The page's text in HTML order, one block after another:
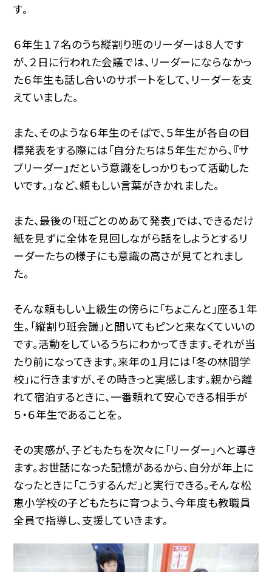
す。
６年生１７名のうち縦割り班のリーダーは８人です
が、２日に行われた会議では、リーダーにならなかっ
た６年生も話し合いのサポートをして、リーダーを支
えていました。
また、そのような６年生のそばで、５年生が各自の目
標発表をする際には「自分たちは５年生だから、『サ
ブリーダー』だという意識をしっかりもって活動した
いです。」など、頼もしい言葉がきかれました。
また、最後の「班ごとのめあて発表」では、できるだけ
紙を見ずに全体を見回しながら話をしようとするリ
ーダーたちの様子にも意識の高さが見てとれまし
た。
そんな頼もしい上級生の傍らに「ちょこんと」座る１年
生。「縦割り班会議」と聞いてもピンと来なくていいの
です。活動をしているうちにわかってきます。それが当
たり前になってきます。来年の１月には「冬の林間学
校」に行きますが、その時きっと実感します。親から離
れて宿泊するときに、一番頼れて安心できる相手が
５・６年生であることを。
その実感が、子どもたちを次々に「リーダー」へと導き
ます。お世話になった記憶があるから、自分が年上に
なったときに「こうするんだ」と実行できる。そんな松
恵小学校の子どもたちに育つよう、今年度も教職員
全員で指導し、支援していきます。